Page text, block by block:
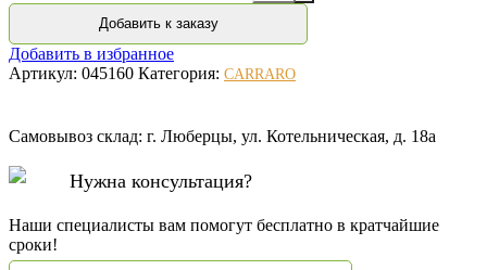
Добавить к заказу
Добавить в избранное
Артикул: 045160 Категория: CARRARO
Самовывоз склад: г. Люберцы, ул. Котельническая, д. 18а
Нужна консультация?
Наши специалисты вам помогут бесплатно в кратчайшие
сроки!